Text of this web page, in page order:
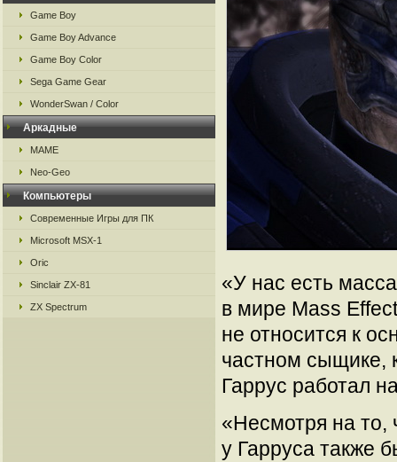
Game Boy
Game Boy Advance
Game Boy Color
Sega Game Gear
WonderSwan / Color
Аркадные
MAME
Neo-Geo
Компьютеры
Современные Игры для ПК
Microsoft MSX-1
Oric
Sinclair ZX-81
ZX Spectrum
«У нас есть
в мире Mass
не относится к
частном сыщике,
Гаррус работал
«Несмотря на то,
у Гарруса также